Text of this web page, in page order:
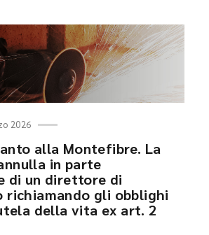
2026
alla Montefibre. La
in parte
di un direttore di
richiamando gli obblighi
della vita ex art. 2